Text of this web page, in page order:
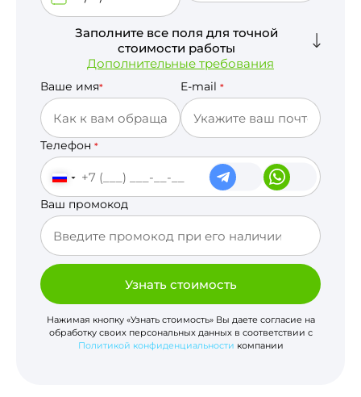
Заполните все поля для точной
стоимости работы
Дополнительные требования
Ваше имя* E-mail *
Телефон *
Ваш промокод
Узнать стоимость
Нажимая кнопку «Узнать стоимость» Вы даете согласие на
обработку своих персональных данных в соответствии с
Политикой конфиденциальности компании